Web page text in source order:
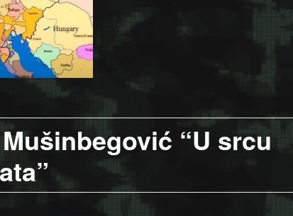
“U srcu